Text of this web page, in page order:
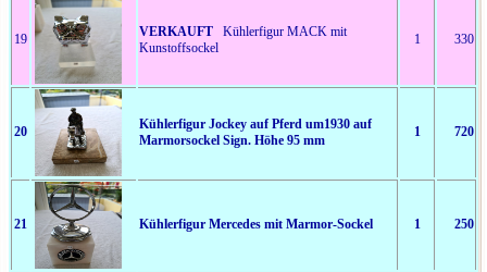
19 VERKAUFT Kühlerfigur MACK mit
Kunstoffsockel
1 330
20
Kühlerfigur Jockey auf Pferd um1930 auf
Marmorsockel Sign. Höhe 95 mm
1 720
21 Kühlerfigur Mercedes mit Marmor-Sockel 1 250